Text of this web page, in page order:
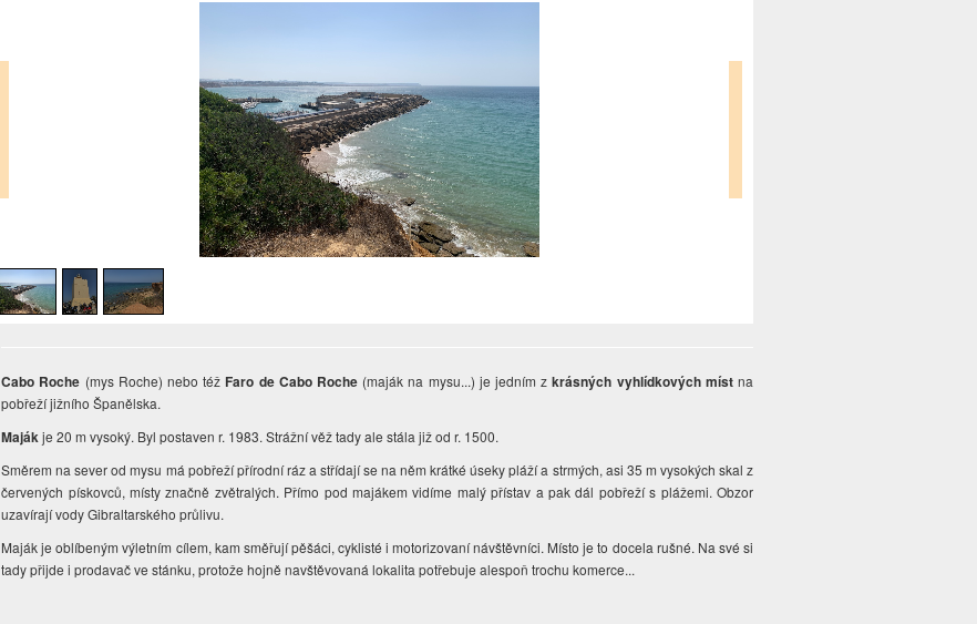
Cabo Roche (mys Roche) nebo též Faro de Cabo Roche(maják na mysu...) je jedním zkrásných vyhlídkových místna
pobřeží jižního Španělska.
Majákje 20 m vysoký. Byl postaven r. 1983. Strážní věž tady ale stála již od r. 1500.
Směrem na sever od mysu má pobřeží přírodní ráz a střídají se na něm krátké úseky pláží a strmých, asi 35 m vysokých skal z
červených pískovců, místy značně zvětralých. Přímo pod majákem vidíme malý přístav a pak dál pobřeží s plážemi. Obzor
uzavírají vody Gibraltarského průlivu.
Maják je oblíbeným výletním cílem, kam směřují pěšáci, cyklisté i motorizovaní návštěvníci. Místo je to docela rušné. Na své si
tady přijde i prodavač ve stánku, protože hojně navštěvovaná lokalita potřebuje alespoň trochu komerce...